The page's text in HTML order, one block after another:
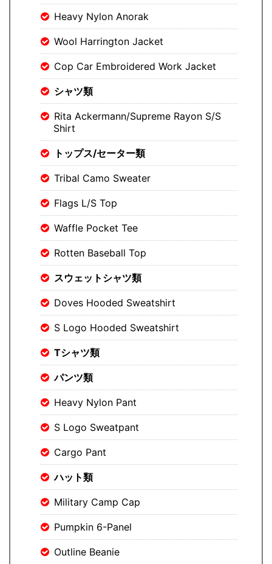
Heavy Nylon Anorak
Wool Harrington Jacket
Cop Car Embroidered Work Jacket
シャツ類
Rita Ackermann/Supreme Rayon S/S
Shirt
トップス/セーター類
Tribal Camo Sweater
Flags L/S Top
Waffle Pocket Tee
Rotten Baseball Top
スウェットシャツ類
Doves Hooded Sweatshirt
S Logo Hooded Sweatshirt
Tシャツ類
パンツ類
Heavy Nylon Pant
S Logo Sweatpant
Cargo Pant
ハット類
Military Camp Cap
Pumpkin 6-Panel
Outline Beanie